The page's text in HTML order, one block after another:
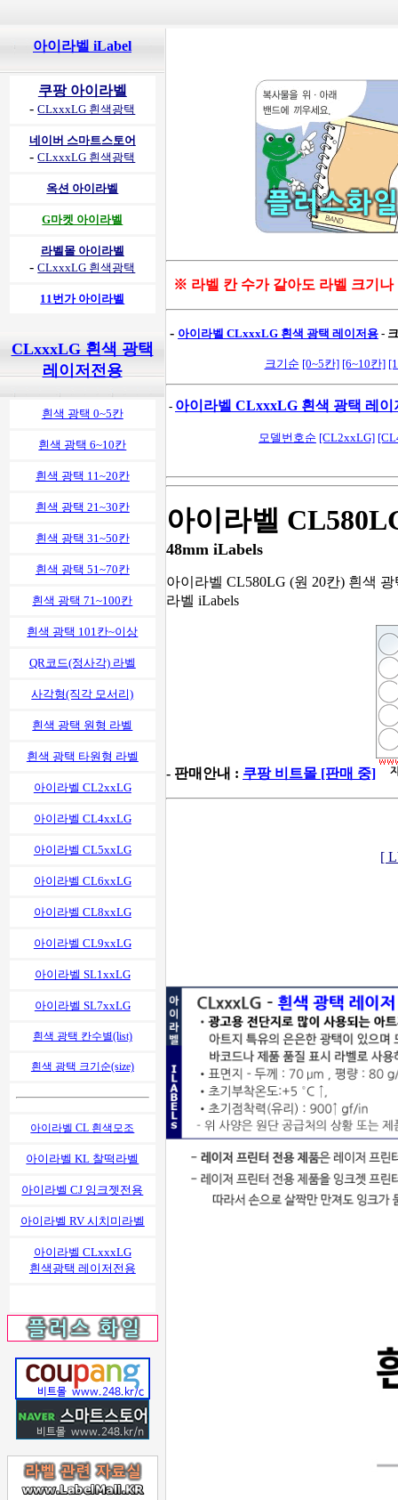
아이라벨 iLabel
쿠팡 아이라벨
-CLxxxLG 흰색광택
네이버 스마트스토어
-CLxxxLG 흰색광택
옥션 아이라벨
G마켓 아이라벨
라벨몰 아이라벨
-CLxxxLG 흰색광택
11번가 아이라벨
CLxxxLG 흰색 광택
레이저전용
흰색 광택 0~5칸
흰색 광택 6~10칸
흰색 광택 11~20칸
흰색 광택 21~30칸
흰색 광택 31~50칸
흰색 광택 51~70칸
흰색 광택 71~100칸
흰색 광택 101칸~이상
QR코드(정사각) 라벨
사각형(직각 모서리)
흰색 광택 원형 라벨
흰색 광택 타원형 라벨
아이라벨 CL2xxLG
아이라벨 CL4xxLG
아이라벨 CL5xxLG
아이라벨 CL6xxLG
아이라벨 CL8xxLG
아이라벨 CL9xxLG
아이라벨 SL1xxLG
아이라벨 SL7xxLG
흰색 광택 칸수별(list)
흰색 광택 크기순(size)
아이라벨 CL 흰색모조
아이라벨 KL 찰떡라벨
아이라벨 CJ 잉크젯전용
아이라벨 RV 시치미라벨
아이라벨 CLxxxLG
흰색광택 레이저전용
※ 라벨 칸 수가 같아도 라벨 크기나
- 아이라벨 CLxxxLG 흰색 광택 레이저용 -
크기순 [0~5칸] [6~10칸]
- 아이라벨 CLxxxLG 흰색 광택 레이
모델번호순 [CL2xxLG]
아이라벨
48mm iLabels
아이라벨 CL580LG (원 20칸) 흰색
라벨 iLabels
- 판매안내 : 쿠팡 비트몰 [판매 중]
[